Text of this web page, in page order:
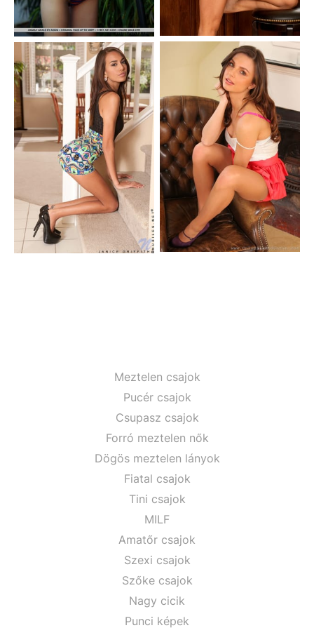
Meztelen csajok
Pucér csajok
Csupasz csajok
Forró meztelen nők
Dögös meztelen lányok
Fiatal csajok
Tini csajok
MILF
Amatőr csajok
Szexi csajok
Szőke csajok
Nagy cicik
Punci képek